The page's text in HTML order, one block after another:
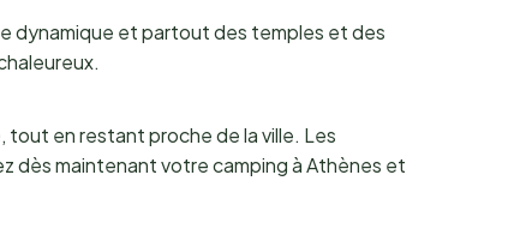
dynamique et partout des temples et des
en restant proche de la ville. Les
dès maintenant votre camping à Athènes et